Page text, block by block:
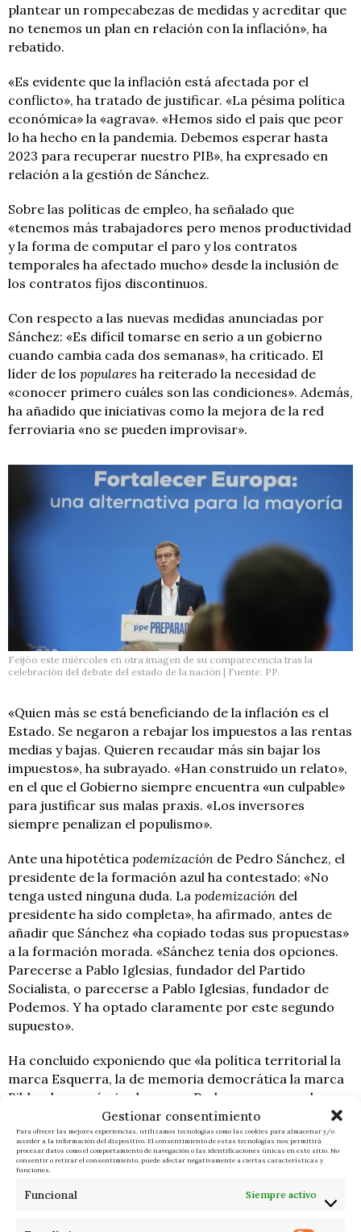
Gestionar consentimiento
Para ofrecer las mejores experiencias, utilizamos tecnologías como las cookies para almacenar y/o
acceder a la información del dispositivo. El consentimiento de estas tecnologías nos permitirá
procesar datos como el comportamiento de navegación o las identificaciones únicas en este sitio. No
consentir o retirar el consentimiento, puede afectar negativamente a ciertas características y
funciones.
Funcional Siempre activo
plantear un rompecabezas de medidas y acreditar que
no tenemos un plan en relación con la inflación», ha
rebatido.
«Es evidente que la inflación está afectada por el
conflicto», ha tratado de justificar. «La pésima política
económica» la «agrava». «Hemos sido el país que peor
lo ha hecho en la pandemia. Debemos esperar hasta
2023 para recuperar nuestro PIB», ha expresado en
relación a la gestión de Sánchez.
Sobre las políticas de empleo, ha señalado que
«tenemos más trabajadores pero menos productividad
y la forma de computar el paro y los contratos
temporales ha afectado mucho» desde la inclusión de
los contratos fijos discontinuos.
Con respecto a las nuevas medidas anunciadas por
Sánchez: «Es difícil tomarse en serio a un gobierno
cuando cambia cada dos semanas», ha criticado. El
líder de los populares ha reiterado la necesidad de
«conocer primero cuáles son las condiciones». Además,
ha añadido que iniciativas como la mejora de la red
ferroviaria «no se pueden improvisar».
Feijóo este miércoles en otra imagen de su comparecencia tras la
celebración del debate del estado de la nación | Fuente: PP.
«Quien más se está beneficiando de la inflación es el
Estado. Se negaron a rebajar los impuestos a las rentas
medias y bajas. Quieren recaudar más sin bajar los
impuestos», ha subrayado. «Han construido un relato»,
en el que el Gobierno siempre encuentra «un culpable»
para justificar sus malas praxis. «Los inversores
siempre penalizan el populismo».
Ante una hipotética podemización de Pedro Sánchez, el
presidente de la formación azul ha contestado: «No
tenga usted ninguna duda. La podemización del
presidente ha sido completa», ha afirmado, antes de
añadir que Sánchez «ha copiado todas sus propuestas»
a la formación morada. «Sánchez tenía dos opciones.
Parecerse a Pablo Iglesias, fundador del Partido
Socialista, o parecerse a Pablo Iglesias, fundador de
Podemos. Y ha optado claramente por este segundo
supuesto».
Ha concluido exponiendo que «la política territorial la
marca Esquerra, la de memoria democrática la marca
Bildu y la económica la marca Podemos» y que «el
presidente no tiene un plan para mi país», sino «para
agotar la legislatura».
NOTICIAS